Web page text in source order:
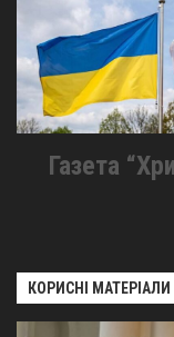
Газета
КОРИСНІ МАТЕРІАЛИ